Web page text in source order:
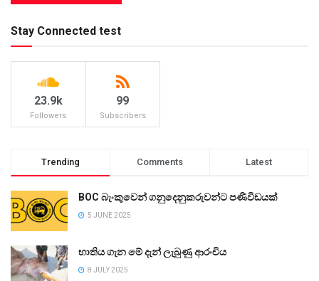
Stay Connected test
23.9k
Followers
99
Subscribers
Trending Comments Latest
BOC බැංකුවෙන් ගනුදෙනුකරුවන්ට පණිවිඩයක්
5 JUNE 2025
භාතිය ගැන මේ දැන් ලැබුණු ආරංචිය
8 JULY 2025